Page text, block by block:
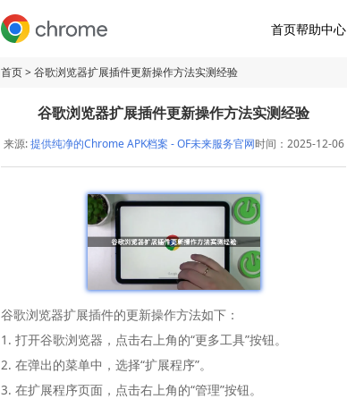
首页帮助中心
首页> 谷歌浏览器扩展插件更新操作方法实测经验
谷歌浏览器扩展插件更新操作方法实测经验
来源:提供纯净的Chrome APK档案 - OF未来服务官网时间：2025-12-06
谷歌浏览器扩展插件的更新操作方法如下：
1. 打开谷歌浏览器，点击右上角的“更多工具”按钮。
2. 在弹出的菜单中，选择“扩展程序”。
3. 在扩展程序页面，点击右上角的“管理”按钮。